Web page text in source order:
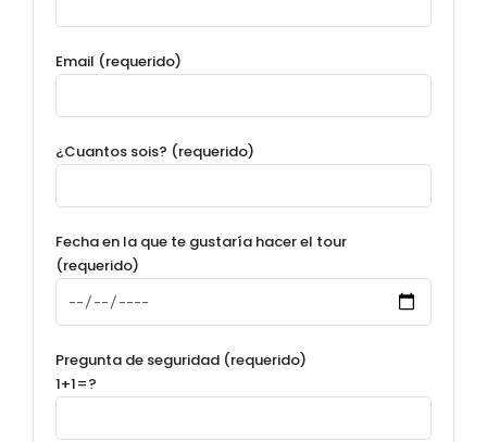
Email (requerido)
¿Cuantos sois? (requerido)
Fecha en la que te gustaría hacer el tour
(requerido)
Pregunta de seguridad (requerido)
1+1=?